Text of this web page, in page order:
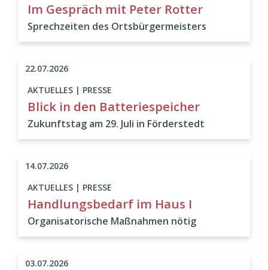
Im Gespräch mit Peter Rotter
Sprechzeiten des Ortsbürgermeisters
AKTUELLES | PRESSE
Blick in den Batteriespeicher
Zukunftstag am 29. Juli in Förderstedt
22.07.2026
AKTUELLES | PRESSE
Handlungsbedarf im Haus I
Organisatorische Maßnahmen nötig
14.07.2026
03.07.2026